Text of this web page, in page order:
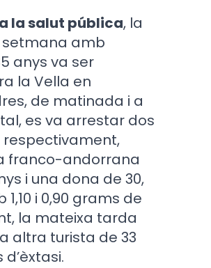
la salut pública, la
setmana amb
anys va ser
la Vella en
de matinada i a
es va arrestar dos
respectivament,
franco-andorrana
i una dona de 30,
i 0,90 grams de
la mateixa tarda
altra turista de 33